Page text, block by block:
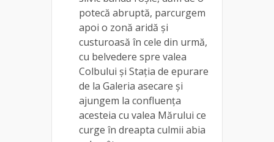
potecă abruptă, parcurgem
apoi o zonă aridă şi
custuroasă în cele din urmă,
cu belvedere spre valea
Colbului şi Staţia de epurare
de la Galeria asecare și
ajungem la confluenţa
acesteia cu valea Mărului ce
curge în dreapta culmii abia